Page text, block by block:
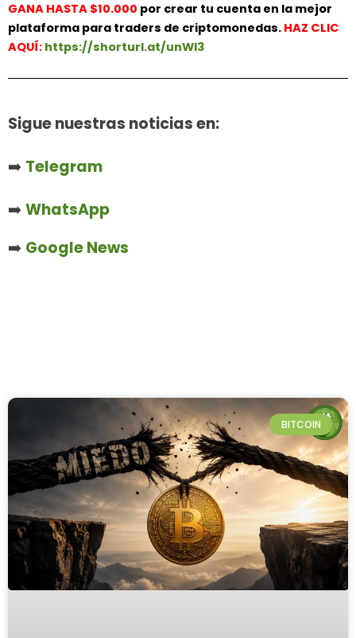
GANA HASTA $10.000 por crear tu cuenta en la mejor
plataforma para traders de criptomonedas. HAZ CLIC
AQUÍ: https://shorturl.at/unWl3
Sigue nuestras noticias en:
➡️ Telegram
➡️WhatsApp
➡️ Google News
BITCOIN